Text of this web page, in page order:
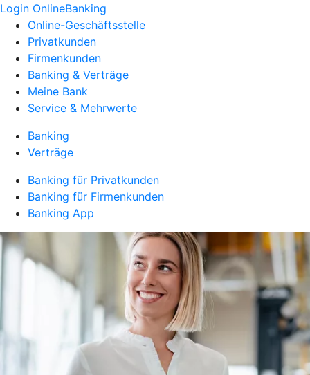
Login OnlineBanking
Online-Geschäftsstelle
Privatkunden
Firmenkunden
Banking & Verträge
Meine Bank
Service & Mehrwerte
Banking
Verträge
Banking für Privatkunden
Banking für Firmenkunden
Banking App